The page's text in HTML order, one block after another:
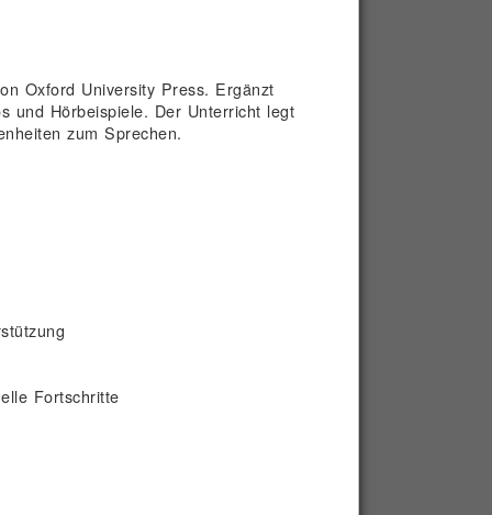
Oxford University Press. Ergänzt
und Hörbeispiele. Der Unterricht legt
zum Sprechen.
Fortschritte